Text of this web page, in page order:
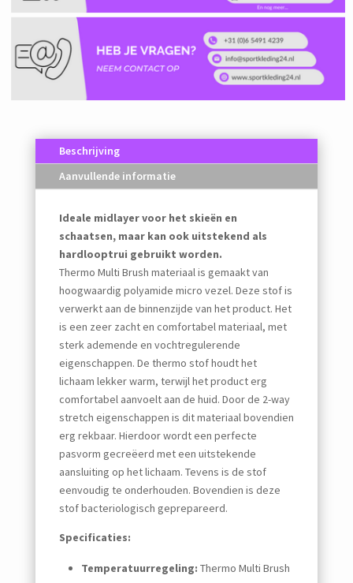
Beschrijving
Aanvullende informatie
Ideale midlayer voor het skieën en
schaatsen, maar kan ook uitstekend als
hardlooptrui gebruikt worden.
Thermo Multi Brush materiaal is gemaakt van
hoogwaardig polyamide micro vezel. Deze stof is
verwerkt aan de binnenzijde van het product. Het
is een zeer zacht en comfortabel materiaal, met
sterk ademende en vochtregulerende
eigenschappen. De thermo stof houdt het
lichaam lekker warm, terwijl het product erg
comfortabel aanvoelt aan de huid. Door de 2-way
stretch eigenschappen is dit materiaal bovendien
erg rekbaar. Hierdoor wordt een perfecte
pasvorm gecreëerd met een uitstekende
aansluiting op het lichaam. Tevens is de stof
eenvoudig te onderhouden. Bovendien is deze
stof bacteriologisch geprepareerd.
Specificaties:
Temperatuurregeling: Thermo Multi Brush